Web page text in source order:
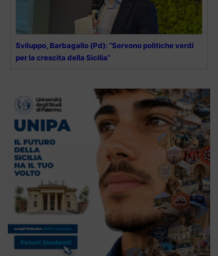
Sviluppo, Barbagallo (Pd): “Servono politiche verdi
per la crescita della Sicilia”